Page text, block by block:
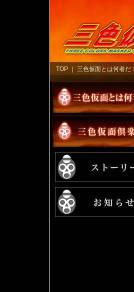
TOP 三色仮面とは何者だ